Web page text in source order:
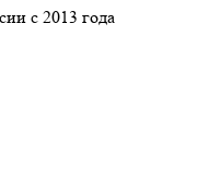
с 2013 года